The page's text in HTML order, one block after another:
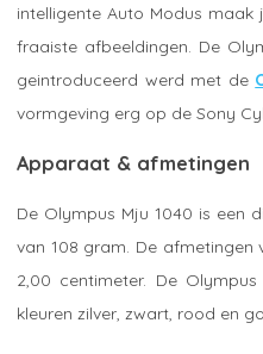
intelligente Auto Modus
fraaiste afbeeldingen. De
geintroduceerd werd met de
vormgeving erg op de Sony
Apparaat & afmetingen
De Olympus Mju 1040 is een
van 108 gram. De afmetingen
2,00 centimeter. De
kleuren zilver, zwart, rood en